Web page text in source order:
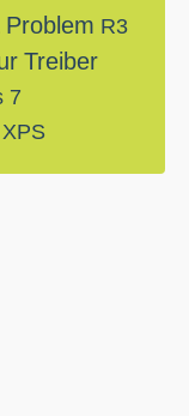
Problem R3
Treiber
7
XPS